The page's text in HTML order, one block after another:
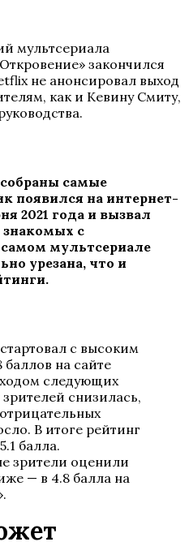
мультсериала
закончился
не анонсировал выход
как и Кевину Смиту,
самые
появился на интернет-
2021 года и вызвал
знакомых с
мультсериале
урезана, что и
с высоким
баллов на сайте
следующих
снизилась,
В итоге рейтинг
балла.
зрители оценили
— в 4.8 балла на